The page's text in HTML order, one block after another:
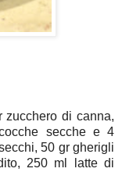
zucchero di canna,
secche e 4
50 gr gherigli
250 ml latte di